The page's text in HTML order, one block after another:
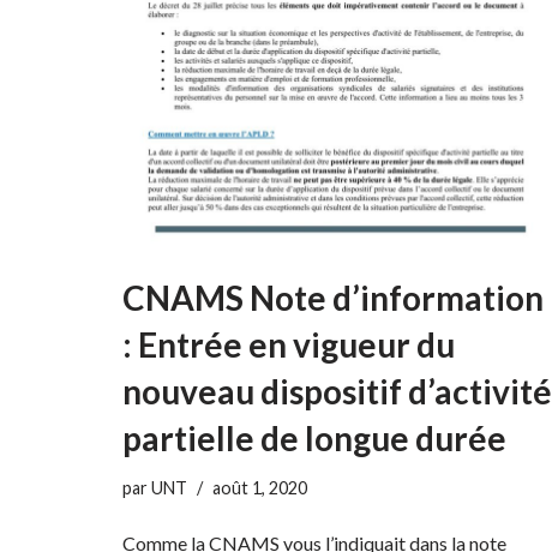
CNAMS Note d’information
: Entrée en vigueur du
nouveau dispositif d’activité
partielle de longue durée
parUNT août 1, 2020
Comme la CNAMS vous l’indiquait dans la note